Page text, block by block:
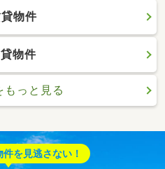
物件
物件
もっと見る
を見逃さない！